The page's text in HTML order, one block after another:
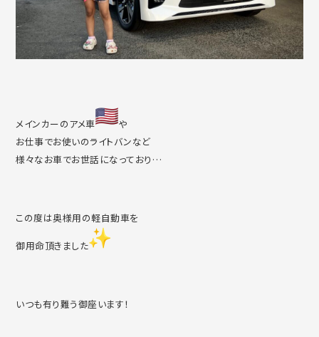
メインカーのアメ車
や
お仕事でお使いのライトバンなど
様々なお車でお世話になっており…
この度は奥様用の軽自動車を
御用命頂きました
いつも有り難う御座います！